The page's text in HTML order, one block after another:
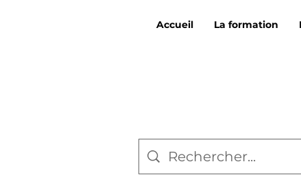
Accueil La formation